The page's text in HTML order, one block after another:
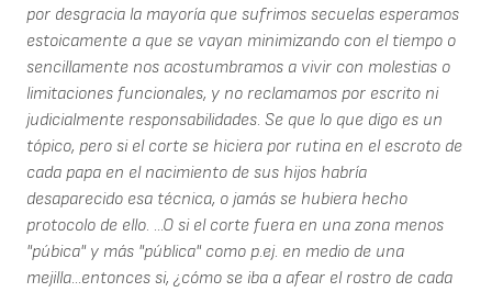
por desgracia la mayoría que sufrimos secuelas esperamos
estoicamente a que se vayan minimizando con el tiempo o
sencillamente nos acostumbramos a vivir con molestias o
limitaciones funcionales, y no reclamamos por escrito ni
judicialmente responsabilidades. Se que lo que digo es un
tópico, pero si el corte se hiciera por rutina en el escroto de
cada papa en el nacimiento de sus hijos habría
desaparecido esa técnica, o jamás se hubiera hecho
protocolo de ello. ...O si el corte fuera en una zona menos
"púbica" y más "pública" como p.ej. en medio de una
mejilla...entonces si, ¿cómo se iba a afear el rostro de cada